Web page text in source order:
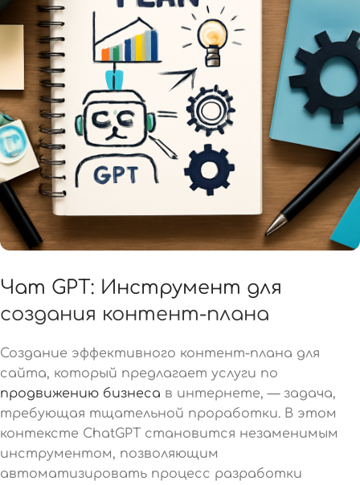
Чат GPT: Инструмент для
создания контент-плана
Создание эффективного контент-плана для
сайта, который предлагает услуги по
продвижению бизнеса в интернете, — задача,
требующая тщательной проработки. В этом
контексте ChatGPT становится незаменимым
инструментом, позволяющим
автоматизировать процесс разработки